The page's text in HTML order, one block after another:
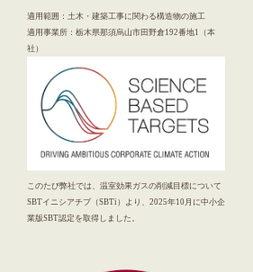
適用範囲：土木・建築工事に関わる構造物の施工
適用事業所：栃木県那須烏山市田野倉192番地1（本
社）
このたび弊社では、温室効果ガスの削減目標について
SBTイニシアチブ（SBTi）より、2025年10月に中小企
業版SBT認定を取得しました。